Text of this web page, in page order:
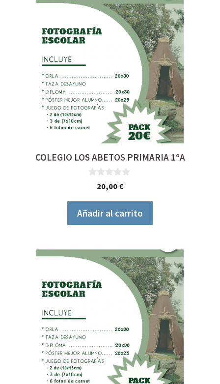
COLEGIO LOS ABETOS PRIMARIA 1ºA
20,00 €
Añadir al carrito